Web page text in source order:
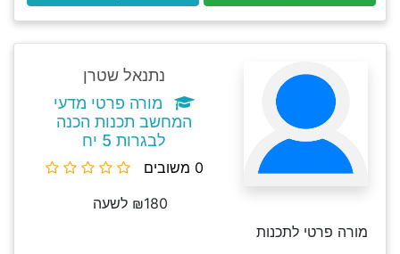
נתנאל שטרן
מורה פרטי מדעי
המחשב תכנות הכנה
לבגרות 5 יח
0 משובים
₪180 לשעה
מורה פרטי לתכנות